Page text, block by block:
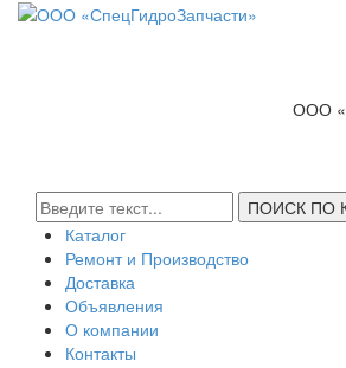
ООО
ПОИСК ПО
Каталог
Ремонт и Производство
Доставка
Объявления
О компании
Контакты